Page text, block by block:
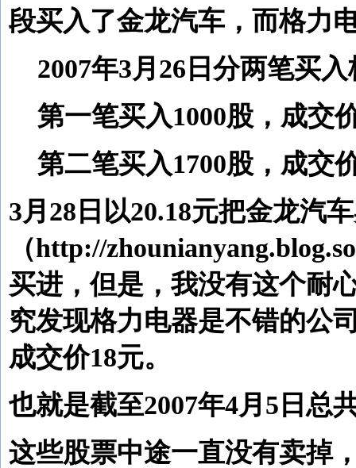
段买入了金龙汽车，而格力
2007年3月26日分两笔买
第一笔买入1000股，成交
第二笔买入1700股，成交
3月28日以20.18元把金龙汽
（http://
买进，但是，我没有这个耐
究发现格力电器是不错的公
成交价18元。
也就是截至2007年4月5日总
这些股票中途一直没有卖掉